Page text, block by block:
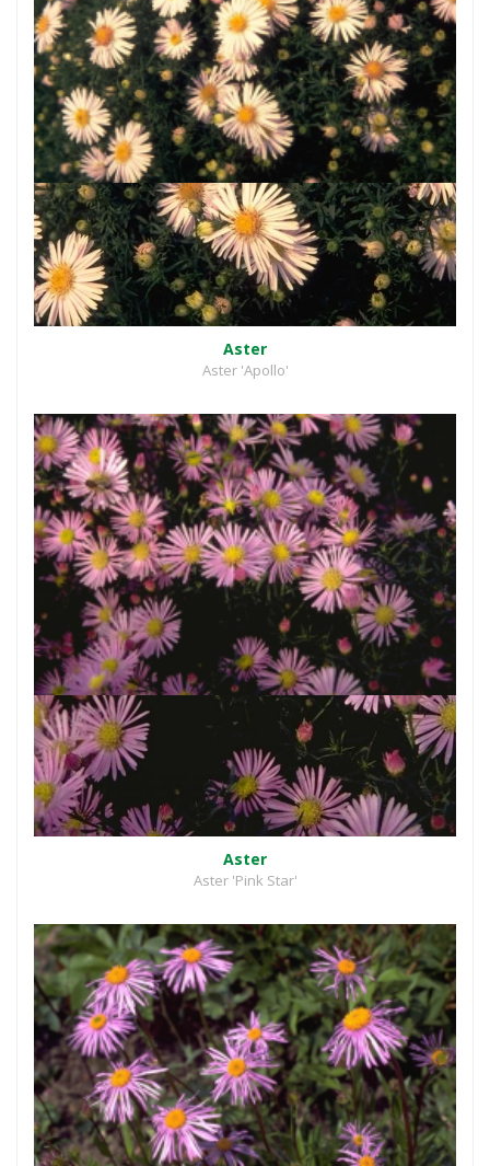
Aster
Aster 'Apollo'
Aster
Aster 'Pink Star'